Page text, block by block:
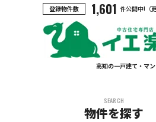
登録物件数 1,601 件公開中! （
高知の一戸建て・マ
SEARCH
物件を探す